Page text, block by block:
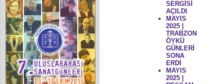
SERGİSİ
AÇILDI
MAYIS
2025 |
TRABZON
ÖYKÜ
GÜNLERİ
SONA
ERDİ
MAYIS
2025 |